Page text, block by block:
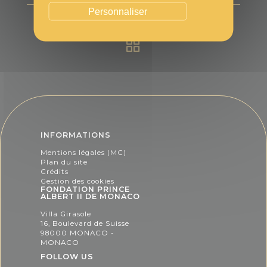
INFORMATIONS
Mentions légales (MC)
Plan du site
Crédits
Gestion des cookies
FONDATION PRINCE
ALBERT II DE MONACO
Villa Girasole
16, Boulevard de Suisse
98000 MONACO -
MONACO
FOLLOW US
Personnaliser